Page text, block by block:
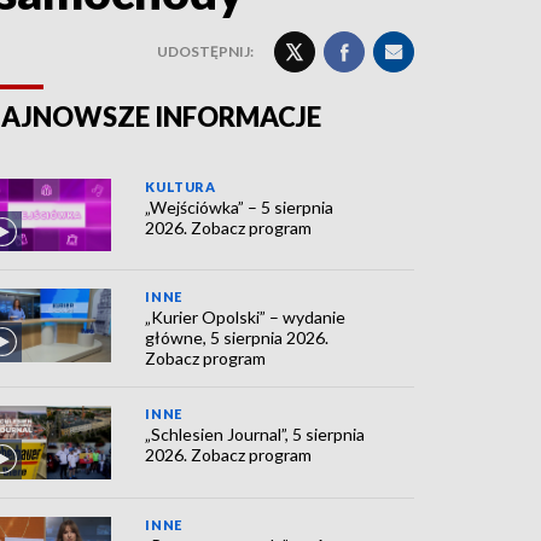
UDOSTĘPNIJ:
INFORMACJE
KULTURA
„Wejściówka” – 5 sierpnia
2026. Zobacz program
INNE
„Kurier Opolski” – wydanie
główne, 5 sierpnia 2026.
Zobacz program
INNE
„Schlesien Journal”, 5 sierpnia
2026. Zobacz program
INNE